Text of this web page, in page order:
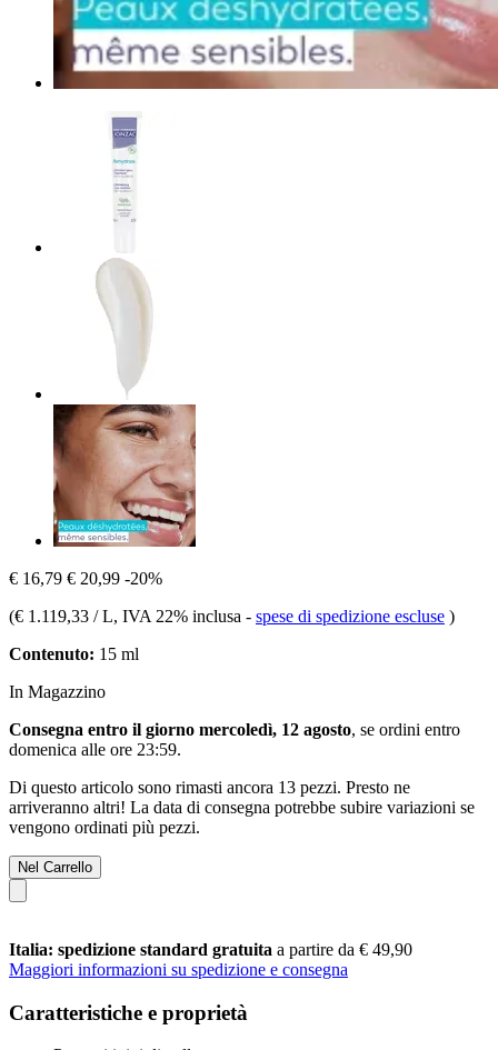
€ 16,79 € 20,99 -20%
(€ 1.119,33 / L, IVA 22% inclusa - spese di spedizione escluse )
Contenuto: 15 ml
In Magazzino
Consegna entro il giorno mercoledì, 12 agosto, se ordini entro
domenica alle ore 23:59.
Di questo articolo sono rimasti ancora 13 pezzi. Presto ne
arriveranno altri! La data di consegna potrebbe subire variazioni se
vengono ordinati più pezzi.
Nel Carrello
Italia: spedizione standard gratuita a partire da € 49,90
Maggiori informazioni su spedizione e consegna
Caratteristiche e proprietà